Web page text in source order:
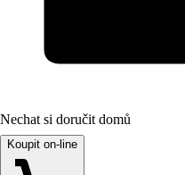
Nechat si doručit domů
Koupit on-line